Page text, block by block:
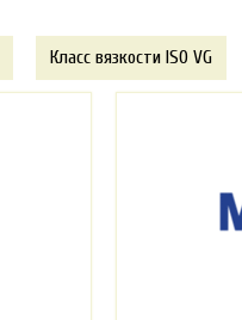
Класс вязкости ISO VG